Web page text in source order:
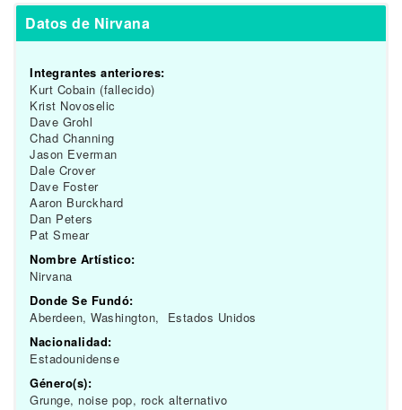
Datos de Nirvana
Integrantes anteriores:
Kurt Cobain (fallecido)
Krist Novoselic
Dave Grohl
Chad Channing
Jason Everman
Dale Crover
Dave Foster
Aaron Burckhard
Dan Peters
Pat Smear
Nombre Artístico:
Nirvana
Donde Se Fundó:
Aberdeen, Washington, Estados Unidos
Nacionalidad:
Estadounidense
Género(s):
Grunge, noise pop, rock alternativo